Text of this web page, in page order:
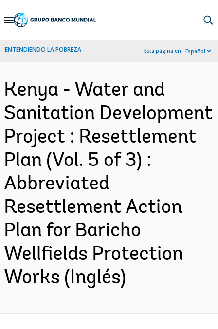
Skip
Navigation
ENTENDIENDO LA POBREZA Esta página en: Español
Kenya - Water and
Sanitation Development
Project : Resettlement
Plan (Vol. 5 of 3) :
Abbreviated
Resettlement Action
Plan for Baricho
Wellfields Protection
Works (Inglés)